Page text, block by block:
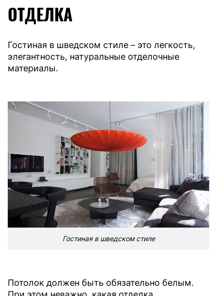
ОТДЕЛКА
Гостиная в шведском стиле – это легкость,
элегантность, натуральные отделочные
материалы.
Гостиная в шведском стиле
Потолок должен быть обязательно белым.